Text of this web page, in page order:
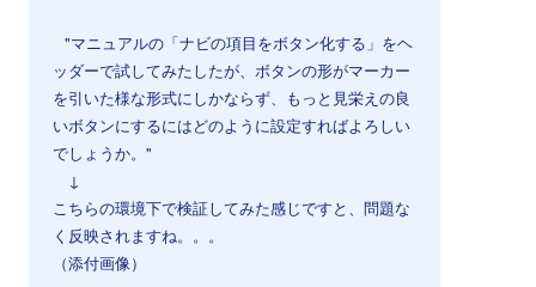
⠀"マニュアルの「ナビの項目をボタン化する」をヘ
ッダーで試してみたしたが、ボタンの形がマーカー
を引いた様な形式にしかならず、もっと見栄えの良
いボタンにするにはどのように設定すればよろしい
でしょうか。"
↓
こちらの環境下で検証してみた感じですと、問題な
く反映されますね。。。
（添付画像）